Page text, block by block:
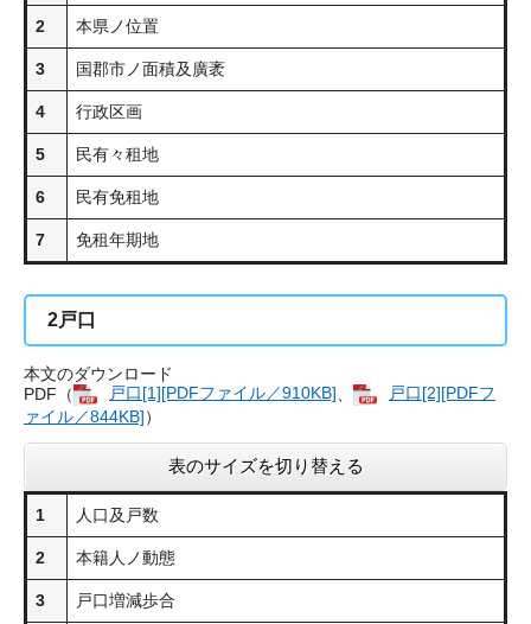
2 本県ノ位置
3 国郡市ノ面積及廣袤
4 行政区画
5 民有々租地
6 民有免租地
7 免租年期地
2戸口
本文のダウンロード
PDF（
戸口[1][PDFファイル／910KB]
戸口[2][PDFフ
ァイル／844KB]）
表のサイズを切り替える
1 人口及戸数
2 本籍人ノ動態
3 戸口増減歩合